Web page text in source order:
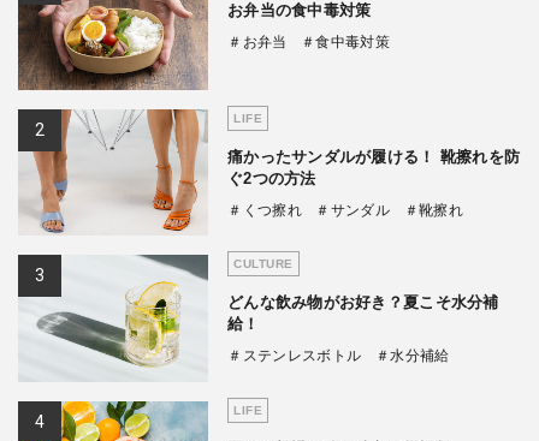
お弁当の食中毒対策
＃お弁当 ＃食中毒対策
LIFE
痛かったサンダルが履ける！ 靴擦れを防
ぐ2つの方法
＃くつ擦れ ＃サンダル ＃靴擦れ
CULTURE
どんな飲み物がお好き？夏こそ水分補
給！
＃ステンレスボトル ＃水分補給
LIFE